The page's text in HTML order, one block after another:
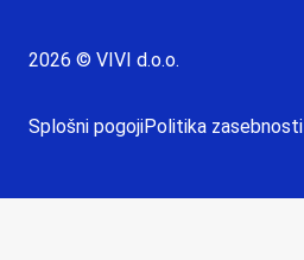
2026 © VIVI d.o.o.
Splošni pogojiPolitika zasebnosti